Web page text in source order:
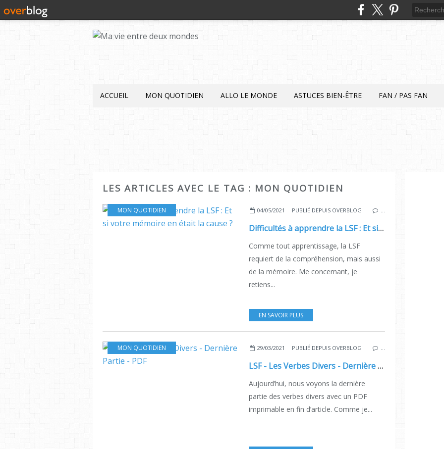
ACCUEIL MON QUOTIDIEN ALLO LE MONDE ASTUCES BIEN-ÊTRE FAN / PAS FAN
LES ARTICLES AVEC LE TAG : MON QUOTIDIEN
MON QUOTIDIEN 04/05/2021 PUBLIÉ DEPUIS OVERBLOG
Difficultés à apprendre la LSF : Et si votre mémoire en était la cause ?
Comme tout apprentissage, la LSF
requiert de la compréhension, mais aussi
de la mémoire. Me concernant, je
retiens...
EN SAVOIR PLUS
MON QUOTIDIEN 29/03/2021 PUBLIÉ DEPUIS OVERBLOG
LSF - Les Verbes Divers - Dernière Partie - PDF
Aujourd’hui, nous voyons la dernière
partie des verbes divers avec un PDF
imprimable en fin d’article. Comme je...